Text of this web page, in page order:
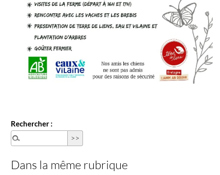
Rechercher :
Dans la même rubrique